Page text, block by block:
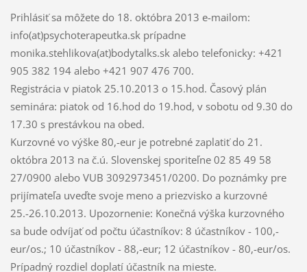
Prihlásiť sa môžete do 18. októbra 2013 e-mailom:
info(at)psychoterapeutka.sk prípadne
monika.stehlikova(at)bodytalks.sk alebo telefonicky: +421
905 382 194 alebo +421 907 476 700.
Registrácia v piatok 25.10.2013 o 15.hod. Časový plán
seminára: piatok od 16.hod do 19.hod, v sobotu od 9.30 do
17.30 s prestávkou na obed.
Kurzovné vo výške 80,-eur je potrebné zaplatiť do 21.
októbra 2013 na č.ú. Slovenskej sporiteľne 02 85 49 58
27/0900 alebo VUB 3092973451/0200. Do poznámky pre
prijímateľa uveďte svoje meno a priezvisko a kurzovné
25.-26.10.2013. Upozornenie: Konečná výška kurzovného
sa bude odvíjať od počtu účastníkov: 8 účastníkov - 100,-
eur/os.; 10 účastníkov - 88,-eur; 12 účastníkov - 80,-eur/os.
Prípadný rozdiel doplatí účastník na mieste.